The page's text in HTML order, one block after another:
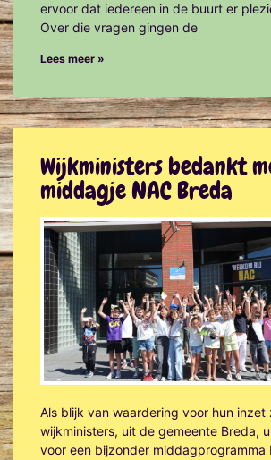
ervoor dat iedereen in de buurt er
Over die vragen gingen de
Lees meer »
Wijkministers bedankt
middagje NAC Breda
Als blijk van waardering voor hun inzet
wijkministers, uit de gemeente Breda,
voor een bijzonder middagprogramma